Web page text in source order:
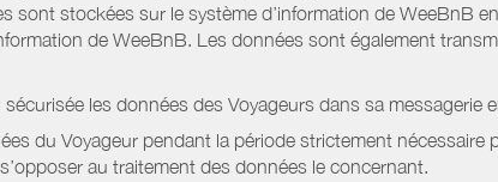
sont stockées sur le système d’information de WeeBnB
de WeeBnB. Les données sont également
sécurisée les données des Voyageurs dans sa messagerie
du Voyageur pendant la période strictement
au traitement des données le concernant.